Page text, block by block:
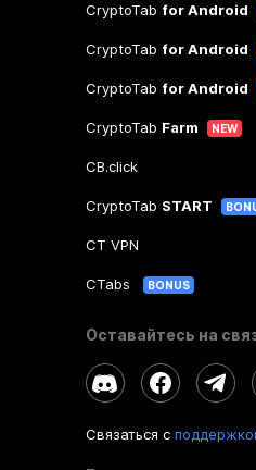
CryptoTab for Android
CryptoTab for Android
CryptoTab for Android
CryptoTab Farm NEW
CB.click
CryptoTab START
CT VPN
CTabs BONUS
Оставайтесь на
Связаться с